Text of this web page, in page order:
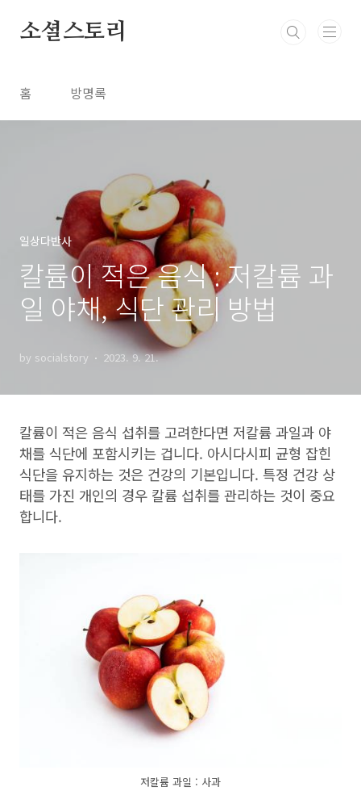
소셜스토리
홈 방명록
일상다반사
칼륨이 적은 음식 : 저칼륨 과
일 야채, 식단 관리 방법
by socialstory 2023. 9. 21.
칼륨이 적은 음식 섭취를 고려한다면 저칼륨 과일과 야
채를 식단에 포함시키는 겁니다. 아시다시피 균형 잡힌
식단을 유지하는 것은 건강의 기본입니다. 특정 건강 상
태를 가진 개인의 경우 칼륨 섭취를 관리하는 것이 중요
합니다.
저칼륨 과일 : 사과